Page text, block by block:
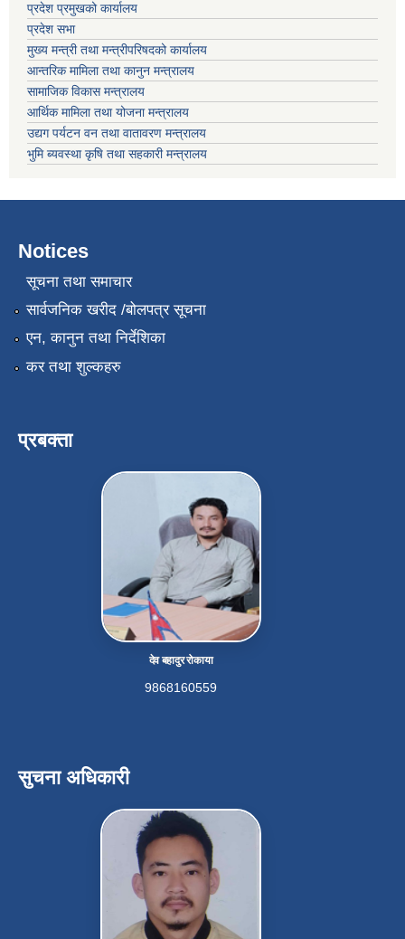
प्रदेश प्रमुखको कार्यालय
प्रदेश सभा
मुख्य मन्त्री तथा मन्त्रीपरिषदको कार्यालय
आन्तरिक मामिला तथा कानुन मन्त्रालय
सामाजिक विकास मन्त्रालय
आर्थिक मामिला तथा योजना मन्त्रालय
उद्यग पर्यटन वन तथा वातावरण मन्त्रालय
भुमि ब्यवस्था कृषि तथा सहकारी मन्त्रालय
Notices
सूचना तथा समाचार
सार्वजनिक खरीद /बोलपत्र सूचना
एन, कानुन तथा निर्देशिका
कर तथा शुल्कहरु
प्रबक्ता
देव बहादुर रोकाया
9868160559
सुचना अधिकारी